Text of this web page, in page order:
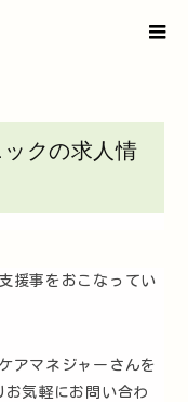
クの求人情
援事をおこなってい
アマネジャーさんを
お気軽にお問い合わ